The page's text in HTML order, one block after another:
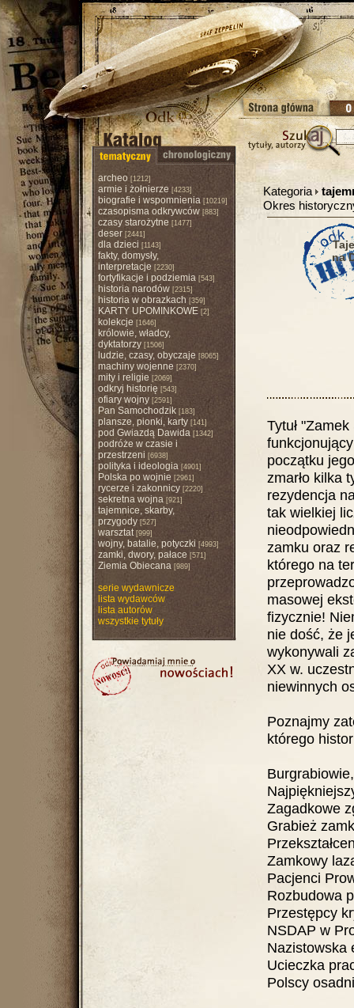
archeo [1212]
armie i żołnierze [4233]
biografie i wspomnienia[10219]
czasopisma odkrywców[883]
czasy starożytne [1477]
deser[2441]
dla dzieci [1143]
fakty, domysły,
interpretacje [2230]
fortyfikacje i podziemia[543]
historia narodów[2315]
historia w obrazkach [359]
KARTY UPOMINKOWE[2]
kolekcje [1646]
królowie, władcy,
dyktatorzy[1506]
ludzie, czasy, obyczaje [8065]
machiny wojenne [2370]
mity i religie [2069]
odkryj historię[543]
ofiary wojny[2591]
Pan Samochodzik[183]
plansze, pionki, karty[141]
pod Gwiazdą Dawida[1342]
podróże w czasie i
przestrzeni [6938]
polityka i ideologia[4901]
Polska po wojnie [2961]
rycerze i zakonnicy[2220]
sekretna wojna[921]
tajemnice, skarby,
przygody[527]
warsztat[999]
wojny, batalie, potyczki [4993]
zamki, dwory, pałace [571]
Ziemia Obiecana[989]
serie wydawnicze
lista wydawców
lista autorów
wszystkie tytuły
Kategoria
Okres
na
Tytuł
początku
zmarło kilka
rezydencja
tak wielkiej
zamku oraz
którego na
masowej
fizycznie!
nie dość, że
wykonywali
XX w.
niewinnych
Poznajmy
którego
Zagadkowe
Grabież
Zamkowy
Pacjenci
Rozbudowa
Przestępcy
NSDAP w
Nazistowska
Ucieczka
Polscy